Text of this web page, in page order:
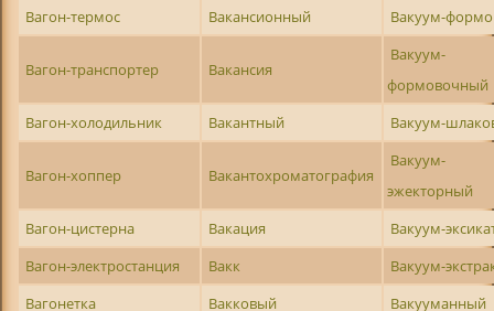
Вагон-термос
Вакансионный Вакуум-
Вагон-транспортер Вакансия
Вакуум-
формовочный
Вагон-холодильник
Вакантный Вакуум-
Вагон-хоппер Вакантохроматография
Вакуум-
эжекторный
Вагон-цистерна
Вакация
Вакуум-
Вагон-электростанция
Вакк
Вакуум-
Вагонетка
Вакковый
Вакууманный